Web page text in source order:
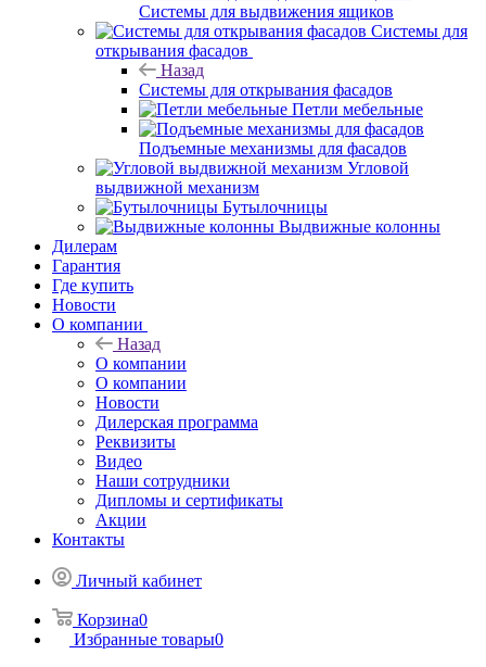
Системы для выдвижения ящиков
Системы для
открывания фасадов
Назад
Системы для открывания фасадов
Петли мебельные
Подъемные механизмы для фасадов
Угловой
выдвижной механизм
Бутылочницы
Выдвижные колонны
Дилерам
Гарантия
Где купить
Новости
О компании
Назад
О компании
О компании
Новости
Дилерская программа
Реквизиты
Видео
Наши сотрудники
Дипломы и сертификаты
Акции
Контакты
Личный кабинет
Корзина0
Избранные товары0